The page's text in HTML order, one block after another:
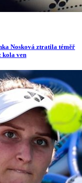
Nosková ztratila téměř
kola ven